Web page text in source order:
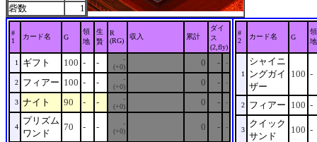
砦数
1
#
1
カード名 G
領
地
生
贄
R
(RG)
収入 累計
ダイ
ス
(2,fly)
1
ギフト 100 - -
-
(+0)
0 - -
2 フィアー 100 - -
-
(+0)
0 - -
3 ナイト 90 - -
-
(+0)
0 - -
4
プリズム
ワンド
70 - -
-
(+0)
0 - -
#
2
カード名 G
領
地
1
シャイニ
ングガイ
ザー
100 -
2 フィアー 100 -
3
クイック
サンド
100 -